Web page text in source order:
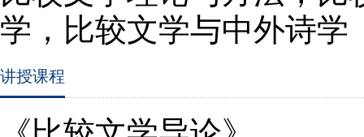
学，比较文学与中外诗学
讲授课程